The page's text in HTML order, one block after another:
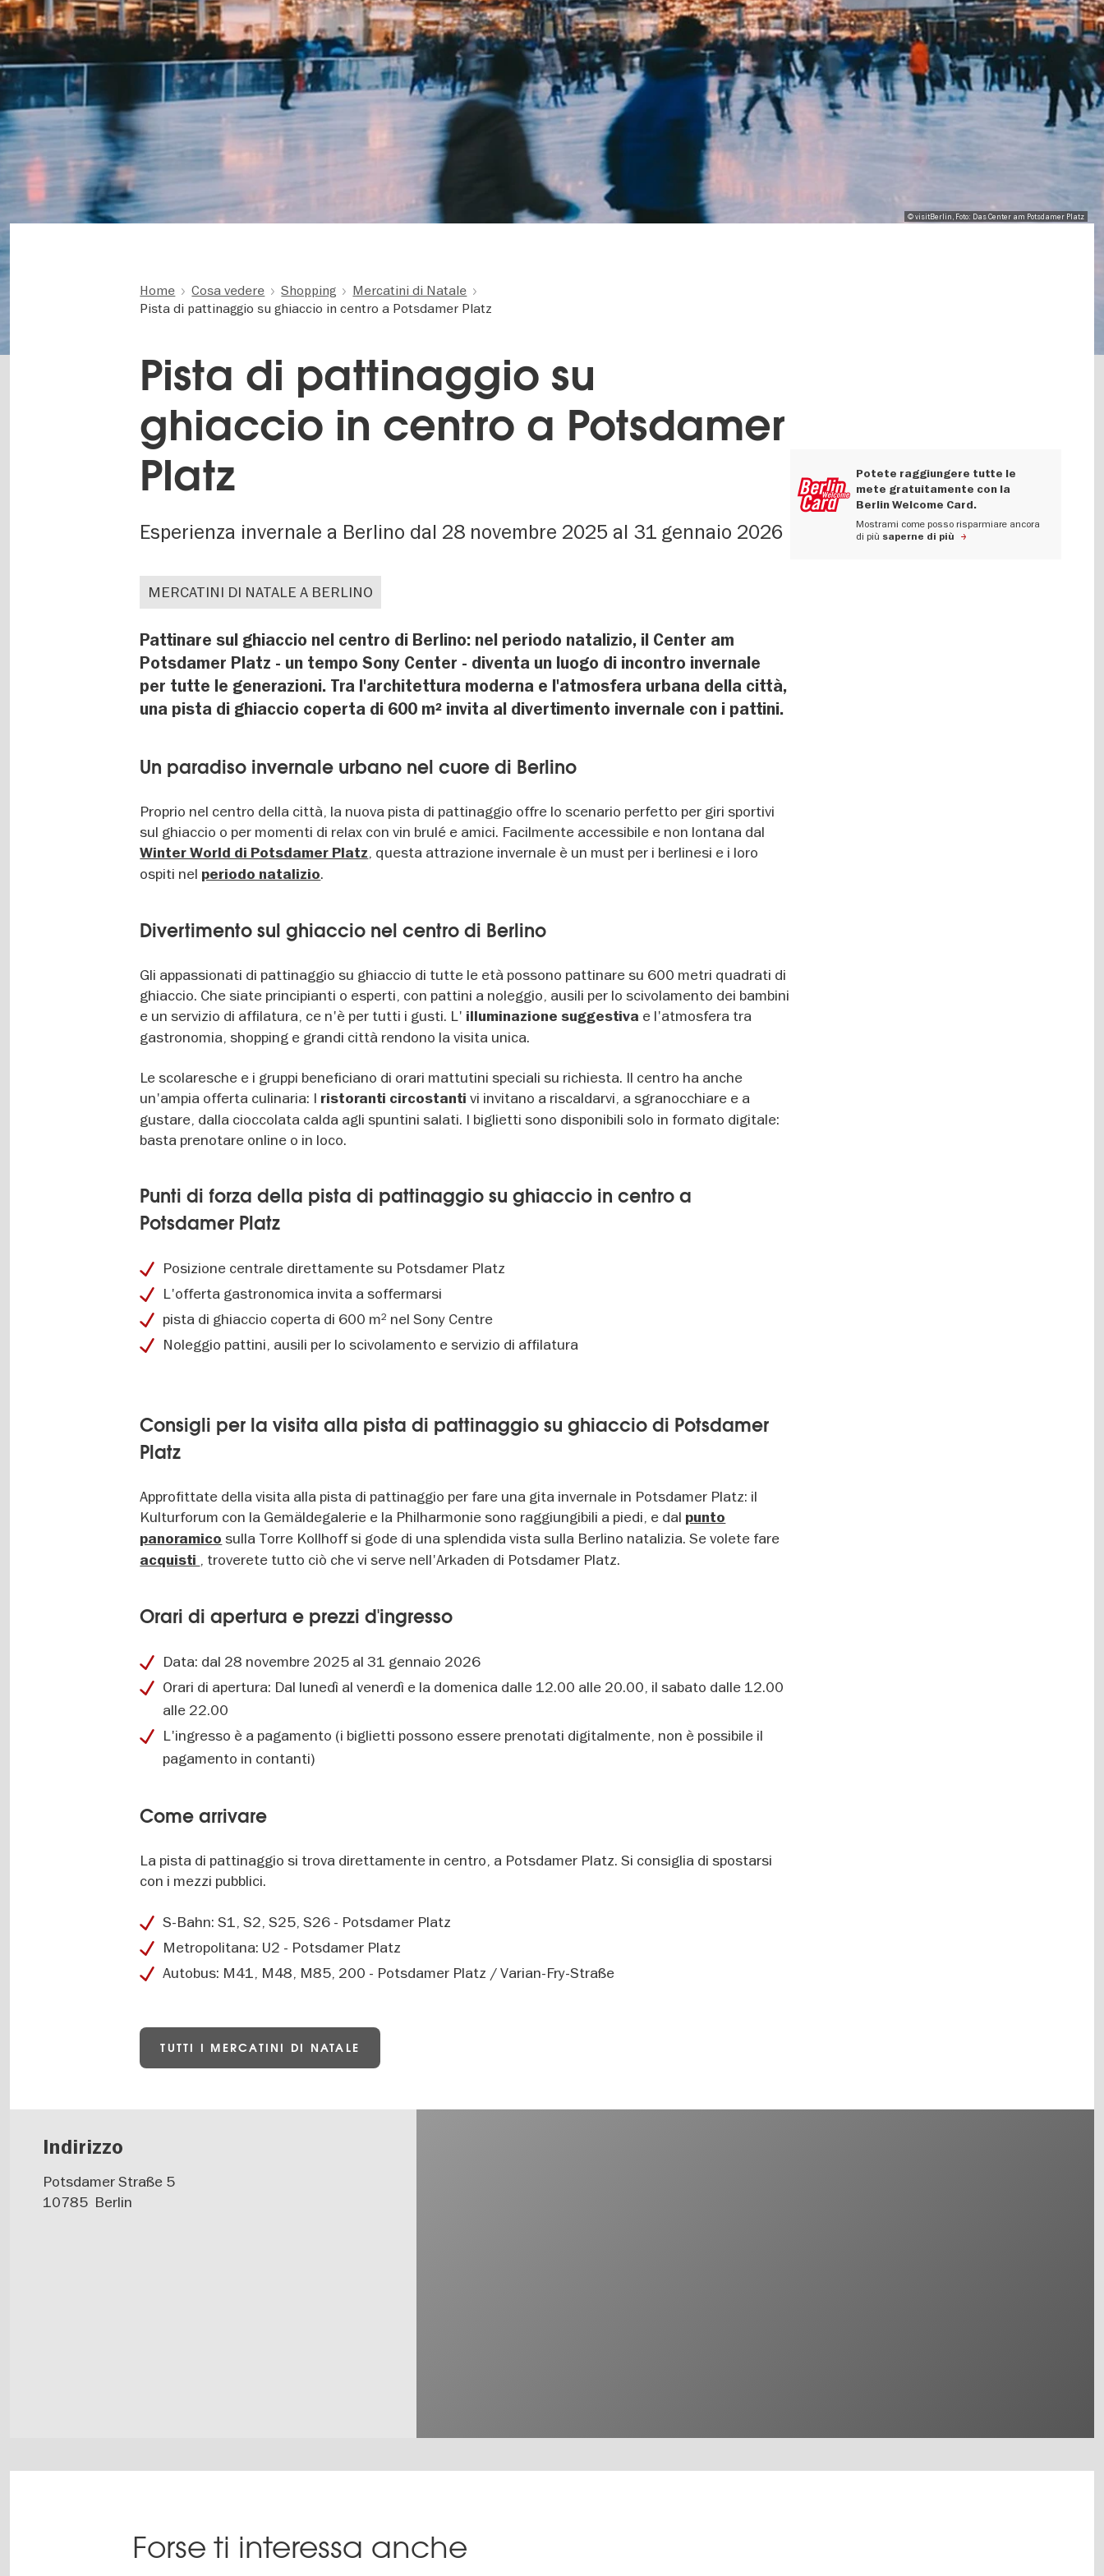
© visitBerlin, Foto: Das Center am Potsdamer Platz
Home Cosa vedere Shopping
Mercatini di Natale
Pista di pattinaggio su ghiaccio in centro a Potsdamer Platz
Pista di pattinaggio su
ghiaccio in centro a Potsdamer
Platz
Esperienza invernale a Berlino dal 28 novembre 2025 al 31 gennaio 2026
Potete raggiungere tutte le
mete gratuitamente con la
Berlin Welcome Card.
Mostrami come posso risparmiare ancora
di più saperne di più
MERCATINI DI NATALE A BERLINO
Pattinare sul ghiaccio nel centro di Berlino: nel periodo natalizio, il Center am
Potsdamer Platz - un tempo Sony Center - diventa un luogo di incontro invernale
per tutte le generazioni. Tra l'architettura moderna e l'atmosfera urbana della città,
una pista di ghiaccio coperta di 600 m² invita al divertimento invernale con i pattini.
Un paradiso invernale urbano nel cuore di Berlino
Proprio nel centro della città, la nuova pista di pattinaggio offre lo scenario perfetto per giri sportivi
sul ghiaccio o per momenti di relax con vin brulé e amici. Facilmente accessibile e non lontana dal
Winter World di Potsdamer Platz, questa attrazione invernale è un must per i berlinesi e i loro
ospiti nel periodo natalizio.
Divertimento sul ghiaccio nel centro di Berlino
Gli appassionati di pattinaggio su ghiaccio di tutte le età possono pattinare su 600 metri quadrati di
ghiaccio. Che siate principianti o esperti, con pattini a noleggio, ausili per lo scivolamento dei bambini
e un servizio di affilatura, ce n'è per tutti i gusti. L' illuminazione suggestiva e l'atmosfera tra
gastronomia, shopping e grandi città rendono la visita unica.
Le scolaresche e i gruppi beneficiano di orari mattutini speciali su richiesta. Il centro ha anche
un'ampia offerta culinaria: I ristoranti circostanti vi invitano a riscaldarvi, a sgranocchiare e a
gustare, dalla cioccolata calda agli spuntini salati. I biglietti sono disponibili solo in formato digitale:
basta prenotare online o in loco.
Punti di forza della pista di pattinaggio su ghiaccio in centro a
Potsdamer Platz
Posizione centrale direttamente su Potsdamer Platz
L'offerta gastronomica invita a soffermarsi
pista di ghiaccio coperta di 600 m² nel Sony Centre
Noleggio pattini, ausili per lo scivolamento e servizio di affilatura
Consigli per la visita alla pista di pattinaggio su ghiaccio di Potsdamer
Platz
Approfittate della visita alla pista di pattinaggio per fare una gita invernale in Potsdamer Platz: il
Kulturforum con la Gemäldegalerie e la Philharmonie sono raggiungibili a piedi, e dal punto
panoramico sulla Torre Kollhoff si gode di una splendida vista sulla Berlino natalizia. Se volete fare
acquisti , troverete tutto ciò che vi serve nell'Arkaden di Potsdamer Platz.
Orari di apertura e prezzi d'ingresso
Data: dal 28 novembre 2025 al 31 gennaio 2026
Orari di apertura: Dal lunedì al venerdì e la domenica dalle 12.00 alle 20.00, il sabato dalle 12.00
alle 22.00
L'ingresso è a pagamento (i biglietti possono essere prenotati digitalmente, non è possibile il
pagamento in contanti)
Come arrivare
La pista di pattinaggio si trova direttamente in centro, a Potsdamer Platz. Si consiglia di spostarsi
con i mezzi pubblici.
S-Bahn: S1, S2, S25, S26 - Potsdamer Platz
Metropolitana: U2 - Potsdamer Platz
Autobus: M41, M48, M85, 200 - Potsdamer Platz / Varian-Fry-Straße
TUTTI I MERCATINI DI NATALE
Indirizzo
Potsdamer Straße 5
10785 Berlin
Forse ti interessa anche